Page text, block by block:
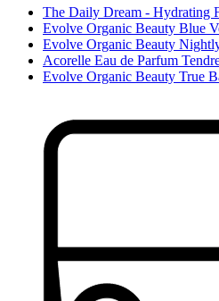
The Daily Dream - Hydrating
Evolve Organic Beauty Blue
Evolve Organic Beauty
Acorelle Eau de Parfum
Evolve Organic Beauty True